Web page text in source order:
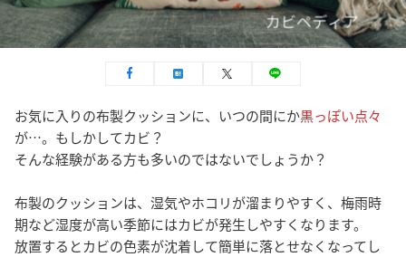
お気に入りの布製クッションに、いつの間にか黒っぽい点々
が…。もしかしてカビ？
そんな経験がある方も多いのではないでしょうか？
布製のクッションは、湿気やホコリが溜まりやすく、梅雨時
期など湿度が高い季節にはカビが発生しやすくなります。
放置するとカビの色素が沈着して簡単に落とせなくなってし